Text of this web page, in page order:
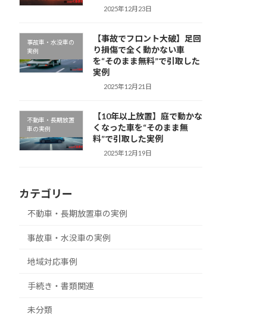
2025年12月23日
事故車・水没車の
実例
【事故でフロント大破】足回
り損傷で全く動かない車
を“そのまま無料”で引取した
実例
2025年12月21日
不動車・長期放置
車の実例
【10年以上放置】庭で動かな
くなった車を“そのまま無
料”で引取した実例
2025年12月19日
カテゴリー
不動車・長期放置車の実例
事故車・水没車の実例
地域対応事例
手続き・書類関連
未分類